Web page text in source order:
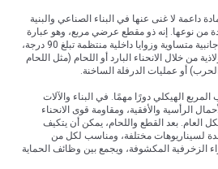
داعمة لا غنى عنها في البناء الصناعي والبنية
من نوعها. إنه ذو مقطع عرضي مربع، وهو عبارة
عن مقطع فولاذي مجوف بأطوال جانبية متساوية وزوايا داخلية منتظمة تبلغ 90 درجة،
من خلال الانحناء البارد أو اللحام (مثل اللحام
أو عمليات الدرفلة الساخنة.
المربع الهيكلي دورًا مهمًا. في البناء والآلات
الرأسية والأفقية، ومقاومة قوى الانحناء
العام. بعد القطع واللحام، يمكن أن يتكيف
لسيناريوهات مختلفة، ومناسب لكل من
الزخرفية المكشوفة، ويجمع بين وظائف الحماية